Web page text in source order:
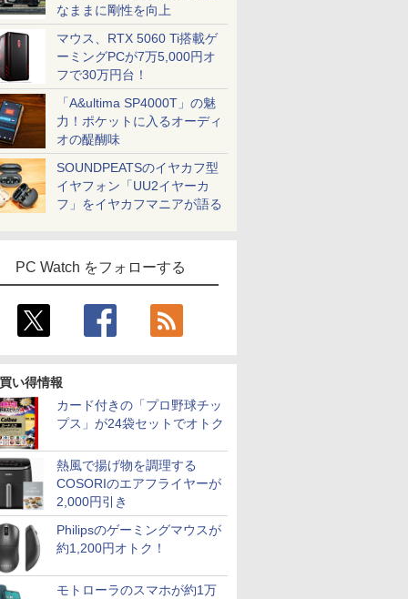
なままに剛性を向上
マウス、RTX 5060 Ti搭載ゲ
ーミングPCが7万5,000円オ
フで30万円台！
「A&ultima SP4000T」の魅
力！ポケットに入るオーディ
オの醍醐味
SOUNDPEATSのイヤカフ型
イヤフォン「UU2イヤーカ
フ」をイヤカフマニアが語る
PC Watch をフォローする
い得情報
カード付きの「プロ野球チッ
プス」が24袋セットでオトク
熱風で揚げ物を調理する
COSORIのエアフライヤーが
2,000円引き
Philipsのゲーミングマウスが
約1,200円オトク！
モトローラのスマホが約1万